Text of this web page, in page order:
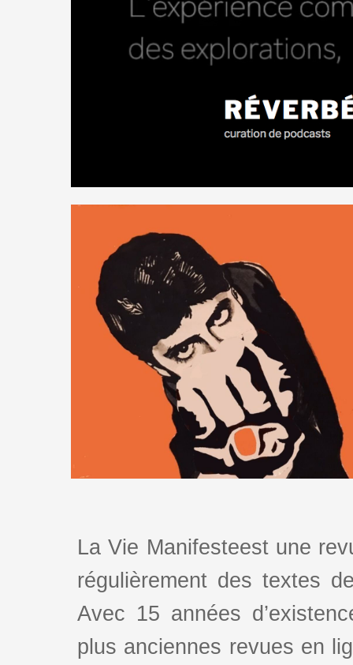
La Vie Manifesteest une
régulièrement des textes
Avec 15 années
plus anciennes revues en